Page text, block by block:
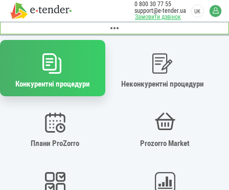
Замовити дзвінок
0 800 30 77 55
support@e-tender.ua
UK
Конкурентні процедури Неконкурентні процедури
Плани ProZorro Prozorro Market